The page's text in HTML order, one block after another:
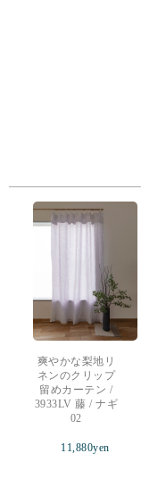
爽やかな梨地リ
ネンのクリップ
留めカーテン /
3933LV 藤 / ナギ
02
11,880yen